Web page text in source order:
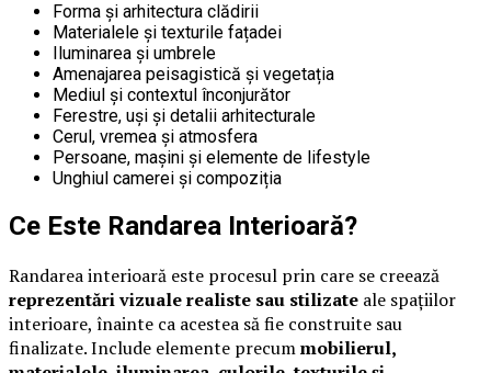
Forma și arhitectura clădirii
Materialele și texturile fațadei
Iluminarea și umbrele
Amenajarea peisagistică și vegetația
Mediul și contextul înconjurător
Ferestre, uși și detalii arhitecturale
Cerul, vremea și atmosfera
Persoane, mașini și elemente de lifestyle
Unghiul camerei și compoziția
Ce Este Randarea Interioară?
Randarea interioară este procesul prin care se creează
reprezentări vizuale realiste sau stilizate ale spațiilor
interioare, înainte ca acestea să fie construite sau
finalizate. Include elemente precummobilierul,